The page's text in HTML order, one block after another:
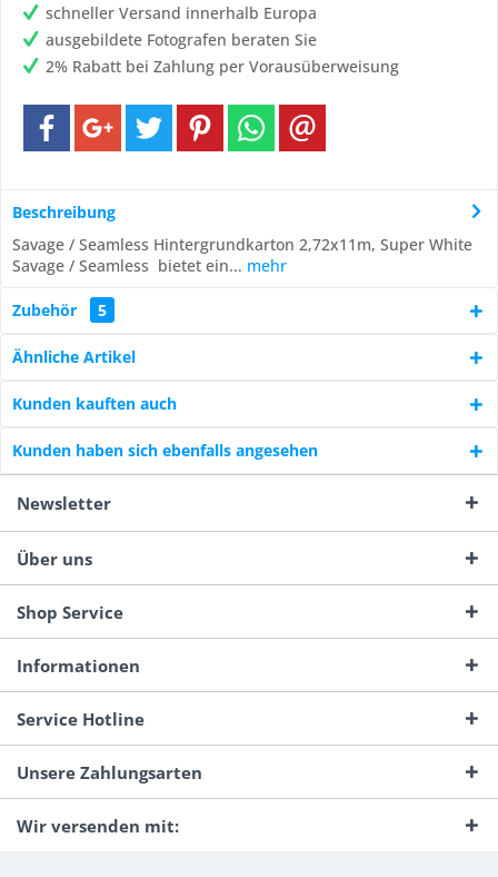
schneller Versand innerhalb Europa
ausgebildete Fotografen beraten Sie
2% Rabatt bei Zahlung per Vorausüberweisung
Beschreibung
Savage / Seamless Hintergrundkarton 2,72x11m, Super White
Savage / Seamless bietet ein... mehr
Zubehör 5
Ähnliche Artikel
Kunden kauften auch
Kunden haben sich ebenfalls angesehen
Newsletter
Über uns
Shop Service
Informationen
Service Hotline
Unsere Zahlungsarten
Wir versenden mit: